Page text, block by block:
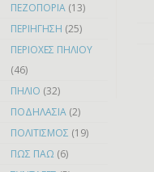
ΠΕΖΟΠΟΡΙΑ (13)
ΠΕΡΙΗΓΗΣΗ (25)
ΠΕΡΙΟΧΕΣ ΠΗΛΙΟΥ
(46)
ΠΗΛΙΟ (32)
ΠΟΔΗΛΑΣΙΑ (2)
ΠΟΛΙΤΙΣΜΟΣ (19)
ΠΩΣ ΠΑΩ (6)